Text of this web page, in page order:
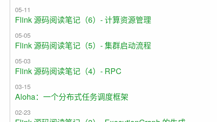
05-11
Flink 源码阅读笔记（6）- 计算资源管理
05-05
Flink 源码阅读笔记（5）- 集群启动流程
05-03
Flink 源码阅读笔记（4）- RPC
03-15
Aloha：一个分布式任务调度框架
02-23